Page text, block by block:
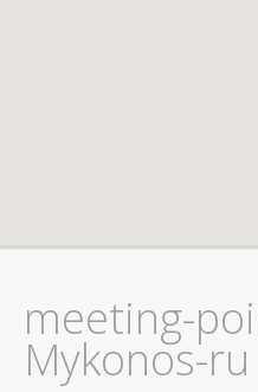
meeting-
Mykonos-ru